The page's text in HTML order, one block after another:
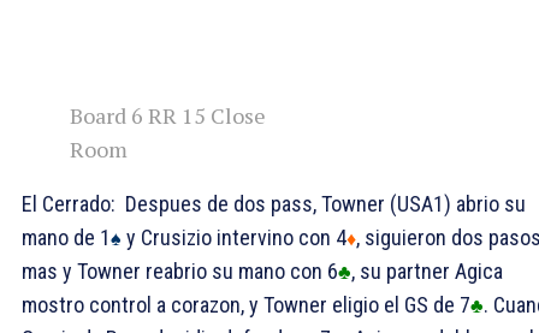
Board 6 RR 15 Close
Room
El Cerrado: Despues de dos pass, Towner (USA1) abrio su
mano de 1♠ y Crusizio intervino con 4♦, siguieron dos
mas y Towner reabrio su mano con 6♣, su partner Agica
mostro control a corazon, y Towner eligio el GS de 7♣.